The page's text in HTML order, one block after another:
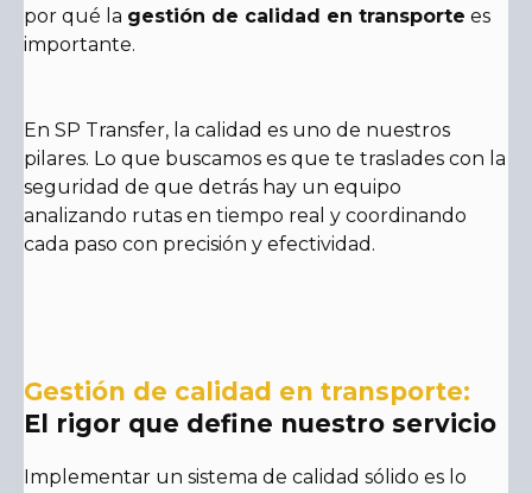
por qué la gestión de calidad en transporte es
importante.
En SP Transfer, la calidad es uno de nuestros
pilares. Lo que buscamos es que te traslades con la
seguridad de que detrás hay un equipo
analizando rutas en tiempo real y coordinando
cada paso con precisión y efectividad.
Gestión de calidad en transporte:
El rigor que define nuestro servicio
Implementar un sistema de calidad sólido es lo